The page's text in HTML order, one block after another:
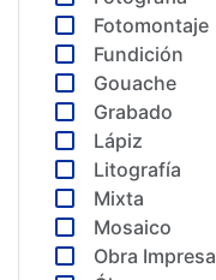
Fotomontaje
Fundición
Gouache
Grabado
Lápiz
Litografía
Mixta
Mosaico
Obra Impresa